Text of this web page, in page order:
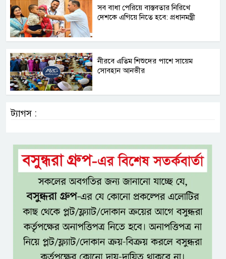
সব বাধা পেরিয়ে বাস্তবতার নিরিখে
দেশকে এগিয়ে নিতে হবে: প্রধানমন্ত্রী
নীরবে এতিম শিশুদের পাশে সায়েম
সোবহান আনভীর
ট্যাগস :